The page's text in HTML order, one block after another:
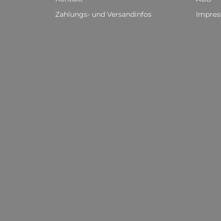
Zahlungs- und Versandinfos